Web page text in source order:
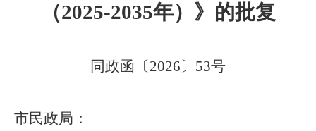
（2025-2035年）》的批复
同政函〔2026〕53号
市民政局：